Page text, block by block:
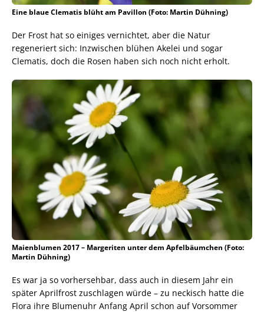
Eine blaue Clematis blüht am Pavillon (Foto: Martin Dühning)
Der Frost hat so einiges vernichtet, aber die Natur
regeneriert sich: Inzwischen blühen Akelei und sogar
Clematis, doch die Rosen haben sich noch nicht erholt.
Maienblumen 2017 – Margeriten unter dem Apfelbäumchen (Foto:
Martin Dühning)
Es war ja so vorhersehbar, dass auch in diesem Jahr ein
später Aprilfrost zuschlagen würde – zu neckisch hatte die
Flora ihre Blumenuhr Anfang April schon auf Vorsommer